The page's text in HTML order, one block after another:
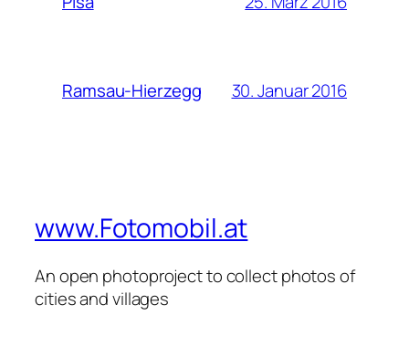
Ramsau-Hierzegg 30. Januar 2016
www.Fotomobil.at
An open photoproject to collect photos of
cities and villages